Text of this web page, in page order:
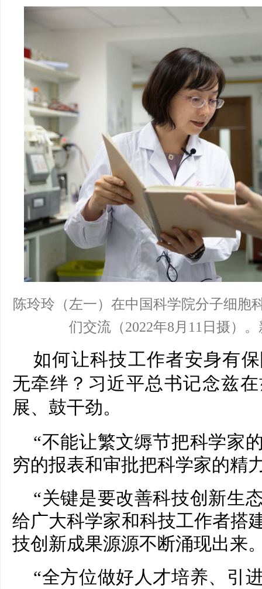
陈玲玲（左一）在中国科学院分子细胞
们交流（2022年8月11日摄）
如何让科技工作者安身有
无牵绊？习近平总书记念兹
展、鼓干劲。
“不能让繁文缛节把科学家
穷的报表和审批把科学家的精
“关键是要改善科技创新生
给广大科学家和科技工作者搭
技创新成果源源不断涌现出来
“全方位做好人才培养、引